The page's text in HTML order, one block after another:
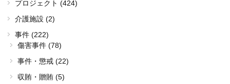
プロジェクト (424)
介護施設 (2)
事件 (222)
傷害事件 (78)
事件・懲戒 (22)
収賄・贈賄 (5)